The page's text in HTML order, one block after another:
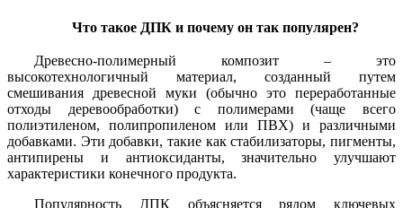
Что такое ДПК и почему он так популярен?
Древесно-полимерный композит – это
высокотехнологичный материал, созданный путем
смешивания древесной муки (обычно это переработанные
отходы деревообработки) с полимерами (чаще всего
полиэтиленом, полипропиленом или ПВХ) и различными
добавками. Эти добавки, такие как стабилизаторы, пигменты,
антипирены и антиоксиданты, значительно улучшают
характеристики конечного продукта.
Популярность ДПК объясняется рядом ключевых